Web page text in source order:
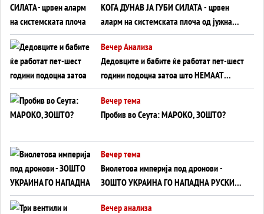
КОГА ДУНАВ ЈА ГУБИ СИЛАТА - црвен
аларм на системската плоча од јужна
Германија до Црното Море...
Вечер Анализа
Дедовците и бабите ќе работат пет-шест
години подоцна затоа што НЕМААТ
ВНУЦИ ДА ГИ ЗАМЕНАТ
Вечер тема
Пробив во Сеута: МАРОКО, ЗОШТО?
Вечер тема
Виолетова империја под дронови -
ЗОШТО УКРАИНА ГО НАПАДНА РУСКИОТ
WILDBERRIES
Вечер анализа